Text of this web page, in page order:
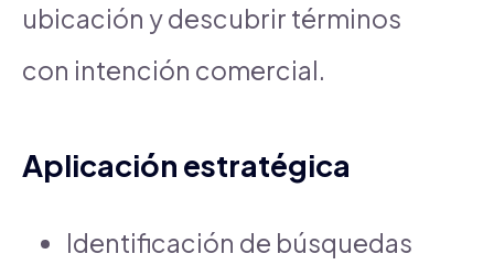
ubicación y descubrir términos
con intención comercial.
Aplicación estratégica
Identificación de búsquedas